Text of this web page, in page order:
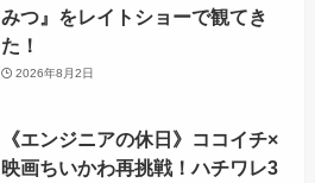
みつ』をレイトショーで観てき
た！
2026年8月2日
《エンジニアの休日》ココイチ×
映画ちいかわ再挑戦！ハチワレ3